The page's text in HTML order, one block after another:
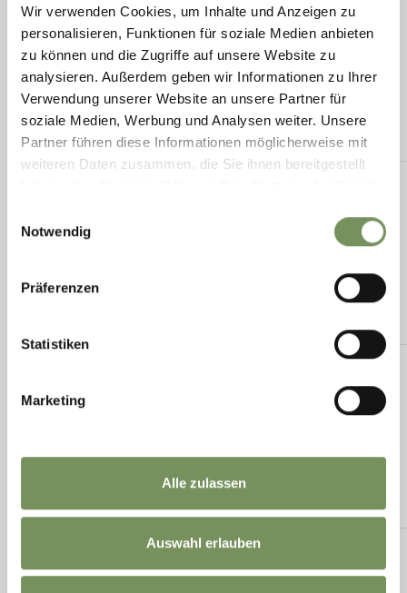
Wir verwenden Cookies, um Inhalte und Anzeigen zu
personalisieren, Funktionen für soziale Medien anbieten
zu können und die Zugriffe auf unsere Website zu
analysieren. Außerdem geben wir Informationen zu Ihrer
Verwendung unserer Website an unsere Partner für
soziale Medien, Werbung und Analysen weiter. Unsere
Partner führen diese Informationen möglicherweise mit
weiteren Daten zusammen, die Sie ihnen bereitgestellt
Notwendig
Präferenzen
Statistiken
Marketing
Alle zulassen
Auswahl erlauben